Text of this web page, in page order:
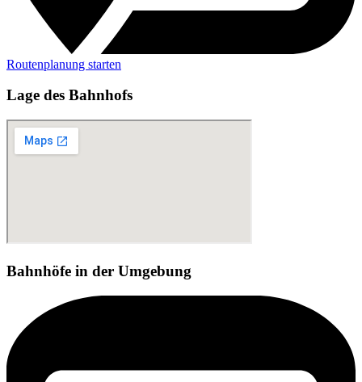
Routenplanung starten
Lage des Bahnhofs
Bahnhöfe in der Umgebung